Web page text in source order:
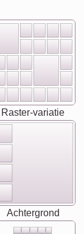
Raster-variatie
Achtergrond